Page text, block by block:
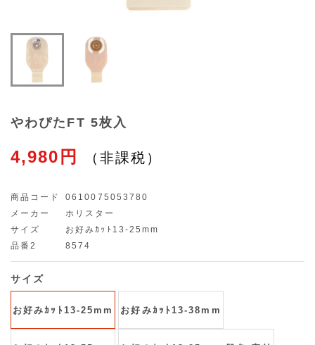
やわぴたFT 5枚入
4,980円
商品コード
0610075053780
メーカー
ホリスター
サイズ
お好みｶｯﾄ13-25mm
品番2
8574
サイズ
お好みｶｯﾄ13-25mm お好みｶｯﾄ13-38mm